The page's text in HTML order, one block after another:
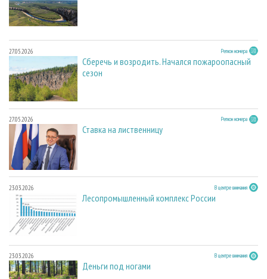
27.05.2026 Регион номера
Сберечь и возродить. Начался пожароопасный
сезон
27.05.2026 Регион номера
Ставка на лиственницу
23.03.2026 В центре внимания
Лесопромышленный комплекс России
23.03.2026 В центре внимания
Деньги под ногами